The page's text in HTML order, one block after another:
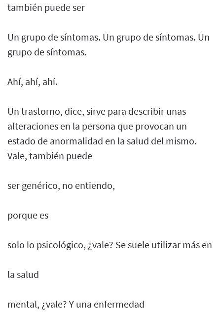
también puede ser
Un grupo de síntomas. Un grupo de síntomas. Un
grupo de síntomas.
Ahí, ahí, ahí.
Un trastorno, dice, sirve para describir unas
alteraciones en la persona que provocan un
estado de anormalidad en la salud del mismo.
Vale, también puede
ser genérico, no entiendo,
porque es
solo lo psicológico, ¿vale? Se suele utilizar más en
la salud
mental, ¿vale? Y una enfermedad